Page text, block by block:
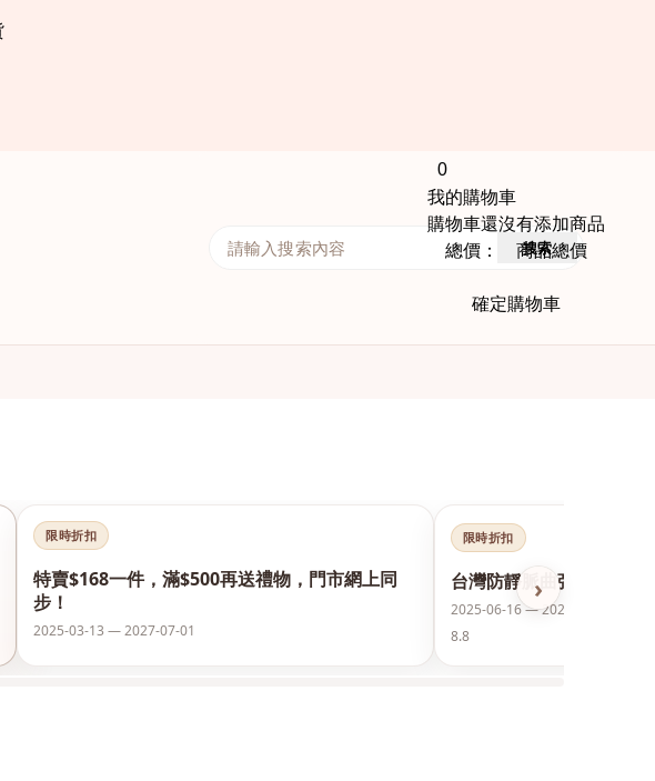
0
我的購物車
購物車還沒有添加商品
總價： 商品總價
確定購物車
搜索
›
限時折扣
特賣$168一件，滿$500再送禮物，門市網上同
步！
2025-03-13 — 2027-07-01
限時折扣
台灣防靜脈曲張襪保護美
2025-06-16 — 2026-12-31
8.8